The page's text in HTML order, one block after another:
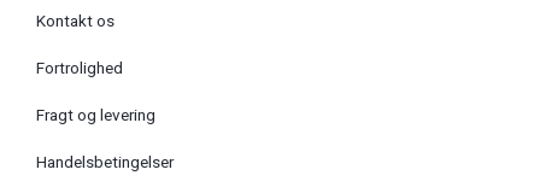
Kontakt os
Fortrolighed
Fragt og levering
Handelsbetingelser